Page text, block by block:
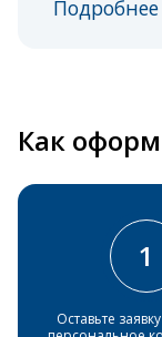
Подробнее
Как
1
Оставьте